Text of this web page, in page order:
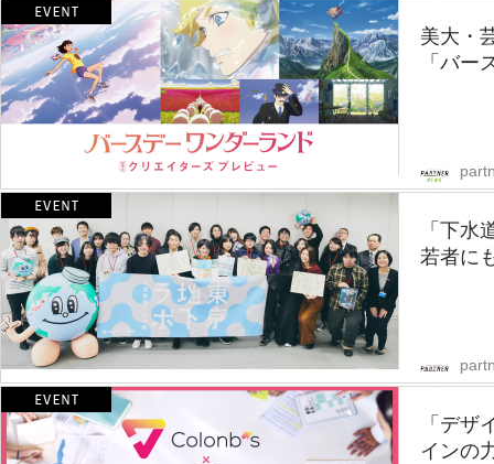
美大・
「バー
「下水
若者に
「デ
インの